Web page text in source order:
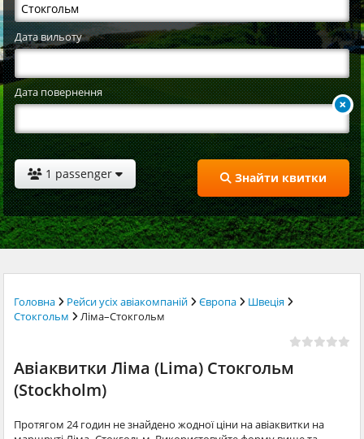
Дата вильоту
Дата повернення
1 passenger Знайти квитки
Головна Рейси усіх авіакомпаній Європа
Швеція
Стокгольм
Ліма–Стокгольм
Авіаквитки Ліма (Lima) Стокгольм
(Stockholm)
Протягом 24 годин не знайдено жодної ціни на авіаквитки на